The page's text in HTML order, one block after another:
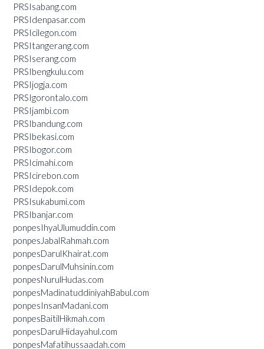
PRSIsabang.com
PRSIdenpasar.com
PRSIcilegon.com
PRSItangerang.com
PRSIserang.com
PRSIbengkulu.com
PRSIjogja.com
PRSIgorontalo.com
PRSIjambi.com
PRSIbandung.com
PRSIbekasi.com
PRSIbogor.com
PRSIcimahi.com
PRSIcirebon.com
PRSIdepok.com
PRSIsukabumi.com
PRSIbanjar.com
ponpesIhyaUlumuddin.com
ponpesJabalRahmah.com
ponpesDarulKhairat.com
ponpesDarulMuhsinin.com
ponpesNurulHudas.com
ponpesMadinatuddiniyahBabul.com
ponpesInsanMadani.com
ponpesBaitilHikmah.com
ponpesDarulHidayahul.com
ponpesMafatihussaadah.com